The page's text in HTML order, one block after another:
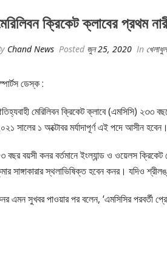
ক্রিকেট ক্লাবের প্রথম
Chand News Posted জুন 25, 2020 In
ডেস্ক :
মেরিলিবন ক্রিকেট ক্লাবে (এমসিসি) ২৩৩
সালের ১ অক্টোবর মর্যাদাপূর্ণ এই পদে আসীন হবেন।
বছর বয়সী কনর বর্তমানে ইংল্যান্ড ও ওয়েলস ক্রিকেট
সাঙ্গাকারার স্থলাভিষিক্ত হবেন কনর। যদিও
এমন সুখবর পাওয়ার পর বলেন, ‘এমসিসির পরবর্তী